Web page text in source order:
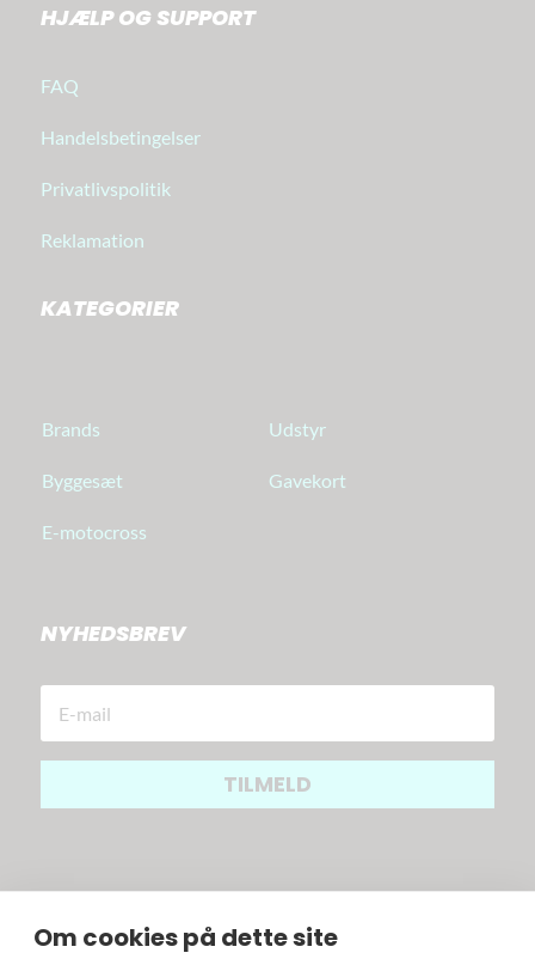
Om cookies på dette site
HJÆLP OG SUPPORT
FAQ
Handelsbetingelser
Privatlivspolitik
Reklamation
KATEGORIER
Brands
Byggesæt
E-motocross
Udstyr
Gavekort
NYHEDSBREV
TILMELD